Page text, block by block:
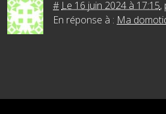
# Le 16 juin 2024 à 17:15,
En réponse à : Ma